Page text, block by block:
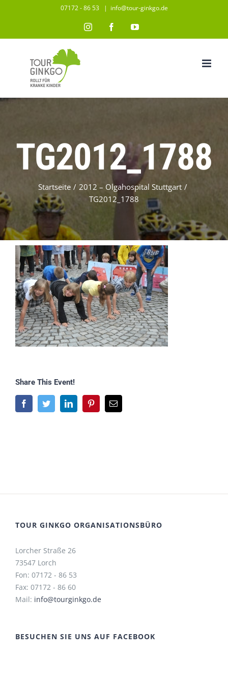
07172 - 86 53 | info@tour-ginkgo.de
InstagramFacebookYouTube
TG2012_1788
Startseite / 2012 – Olgahospital Stuttgart /
TG2012_1788
Share This Event!
FacebookTwitterLinkedInPinterestE-
Mail
TOUR GINKGO ORGANISATIONSBÜRO
Lorcher Straße 26
73547 Lorch
Fon: 07172 - 86 53
Fax: 07172 - 86 60
Mail: info@tourginkgo.de
BESUCHEN SIE UNS AUF FACEBOOK